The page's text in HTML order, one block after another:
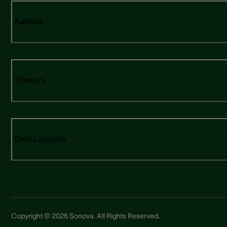
Aanbod
Thema's
Over Lapperre
Copyright © 2026 Sonova. All Rights Reserved.